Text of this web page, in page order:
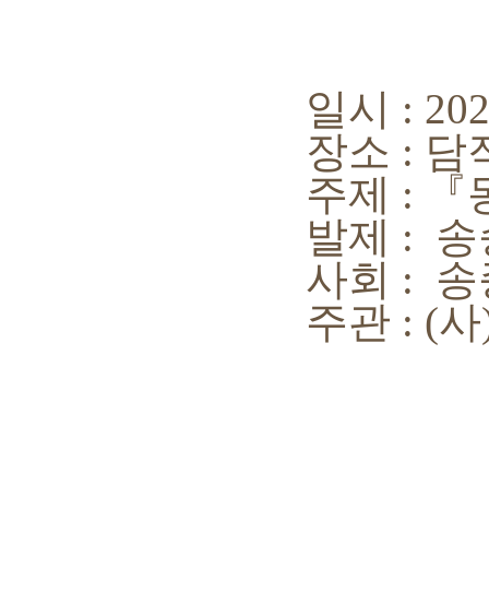
일시 :
장소 : 담작
주제 : 『동
발제 : 송
사회 : 송
주관 : (사)